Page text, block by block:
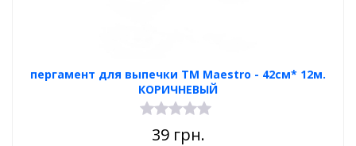
пергамент для выпечки ТМ Maestro - 42см* 12м.
КОРИЧНЕВЫЙ
39грн.